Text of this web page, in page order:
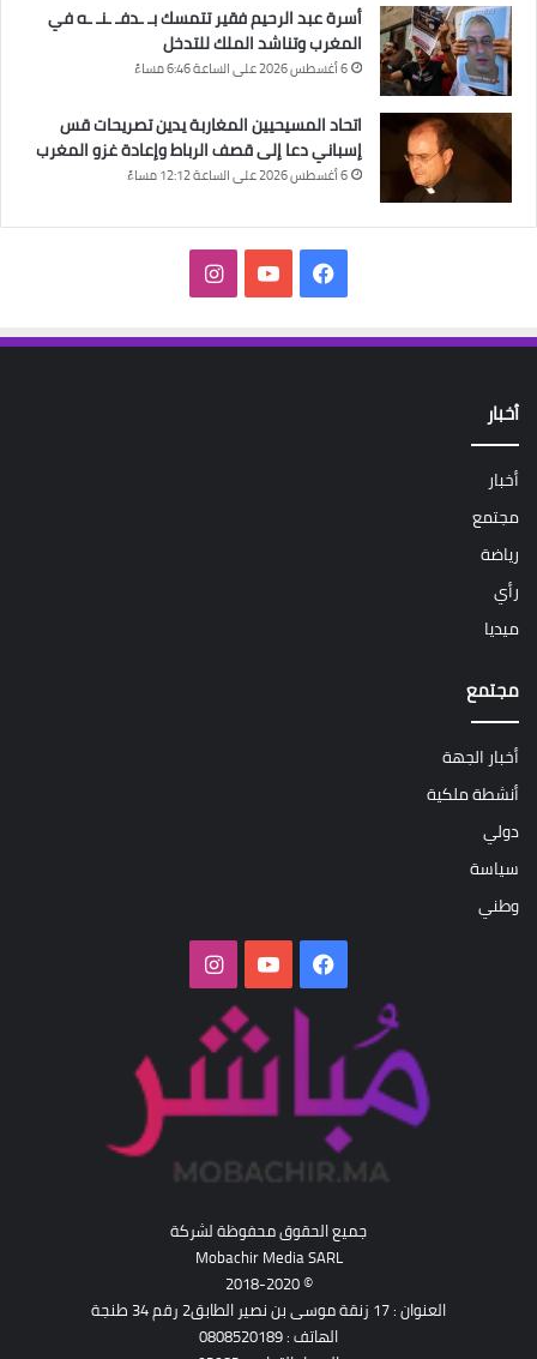
أسرة عبد الرحيم فقير تتمسك بـ ـدفـ ـنـ ـه في
المغرب وتناشد الملك للتدخل
6 أغسطس 2026 على الساعة 6:46 مساءً
اتحاد المسيحيين المغاربة يدين تصريحات قس
إسباني دعا إلى قصف الرباط وإعادة غزو المغرب
6 أغسطس 2026 على الساعة 12:12 مساءً
فيسبوك‫YouTubeانستقرام
أخبار
أخبار
مجتمع
رياضة
رأي
ميديا
مجتمع
أخبار الجهة
أنشطة ملكية
دولي
سياسة
وطني
فيسبوك‫YouTubeانستقرام
جميع الحقوق محفوظة لشركة
Mobachir Media SARL
© 2018-2020
العنوان : 17 زنقة موسى بن نصير الطابق2 رقم 34 طنجة
الهاتف : 0808520189